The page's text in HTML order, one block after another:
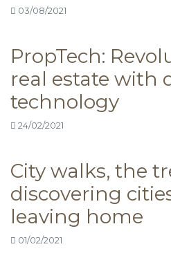
03/08/2021
PropTech:
real estate with
technology
24/02/2021
City walks, the
discovering
leaving home
01/02/2021